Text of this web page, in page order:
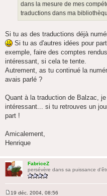
dans la mesure de mes
traductions dans ma
Si tu as des traductions déjà
Si tu as d'autres idées pour
exemple, faire des comptes
intéressant, si cela te tente.
Autrement, as tu continué la
avais parlé ?
Quant à la traduction de Balzac,
intéressant... si tu retrouves un
part !
Amicalement,
Henrique
FabriceZ
persévère dans sa puissance
19 déc. 2004, 08:56